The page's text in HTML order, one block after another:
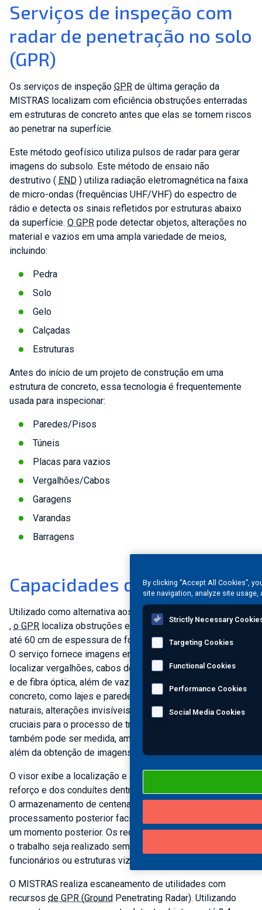
Serviços de inspeção com
radar de penetração no solo
(GPR)
Os serviços de inspeção GPR de última geração da
MISTRAS localizam com eficiência obstruções enterradas
em estruturas de concreto antes que elas se tornem riscos
ao penetrar na superfície.
Este método geofísico utiliza pulsos de radar para gerar
imagens do subsolo. Este método de ensaio não
destrutivo ( END ) utiliza radiação eletromagnética na faixa
de micro-ondas (frequências UHF/VHF) do espectro de
rádio e detecta os sinais refletidos por estruturas abaixo
da superfície. O GPR pode detectar objetos, alterações no
material e vazios em uma ampla variedade de meios,
incluindo:
Pedra
Solo
Gelo
Calçadas
Estruturas
Antes do início de um projeto de construção em uma
estrutura de concreto, essa tecnologia é frequentemente
usada para inspecionar:
Paredes/Pisos
Túneis
Placas para vazios
Vergalhões/Cabos
Garagens
Varandas
Barragens
Capacidades do GPR
Utilizado como alternativa aos testes radiográficos (
, o GPR localiza obstruções em estruturas de concreto com
até 60 cm de espessura de forma rápida, segura e precisa.
O serviço fornece imagens em tempo real, que permitem
localizar vergalhões, cabos de protensão, cabos elétricos
e de fibra óptica, além de vazios em estruturas de
concreto, como lajes e paredes. Em concreto e em meios
naturais, alterações invisíveis à superfície podem ser
cruciais para o processo de trabalho. A espessura da laje
também pode ser medida, ampliando a eficácia do serviço
além da obtenção de imagens iniciais.
O visor exibe a localização e a profundidade das barras de
reforço e dos conduítes dentro da estrutura inspecionada.
O armazenamento de centenas de varreduras para
processamento posterior facilita o acesso aos dados em
um momento posterior. Os recursos do radar garantem que
o trabalho seja realizado sem riscos para o público,
funcionários ou estruturas vizinhas.
O MISTRAS realiza escaneamento de utilidades com
recursos de GPR (Ground Penetrating Radar). Utilizando
By clicking “Accept All Cookies”,
site navigation, analyze site
Strictly Necessary
Targeting Cookies
Functional Cookies
Performance Cookies
Social Media Cookies